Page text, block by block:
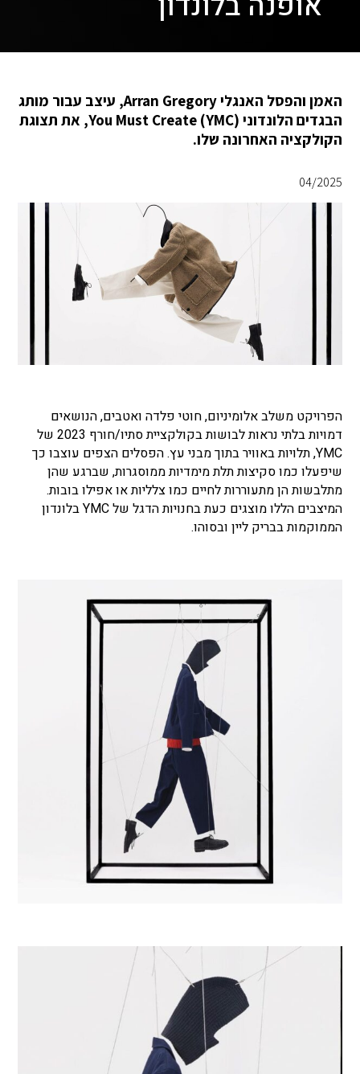
האמן והפסל האנגלי Arran Gregory, עיצב עבור מותג
הבגדים הלונדוני You Must Create (YMC), את תצוגת
הקולקציה האחרונה שלו.
04/2025
הפרויקט משלב אלומיניום, חוטי פלדה ואטבים, הנושאים
דמויות בלתי נראות לבושות בקולקציית סתיו/חורף 2023 של
YMC, תלויות באוויר בתוך מבני עץ. הפסלים הצפים עוצבו כך
שיפעלו כמו סקיצות תלת מימדיות ממוסגרות, שברגע שהן
מתלבשות הן מתעוררות לחיים כמו צלליות או אפילו בובות.
המיצבים הללו מוצגים כעת בחנויות הדגל של YMC בלונדון
הממוקמות בבריק ליין ובסוהו.